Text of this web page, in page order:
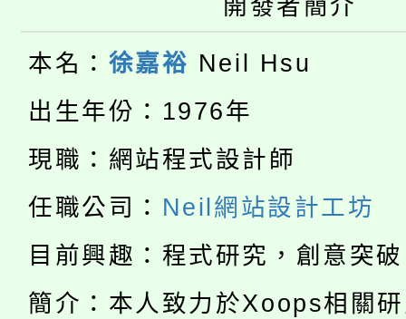
開發者簡介
本名： 徐嘉裕 Neil Hsu
出生年份：1976年
現職：網站程式設計師
任職公司： Neil網站設計工坊
目前興趣：程式研究，創意突
簡介：本人致力於Xoops相關